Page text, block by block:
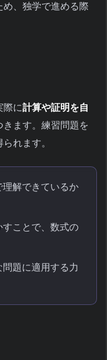
、独学で進める際
際に計算や証明を自
きます。練習問題を
れます。
理解できているか
ことで、数式の
題に適用する力